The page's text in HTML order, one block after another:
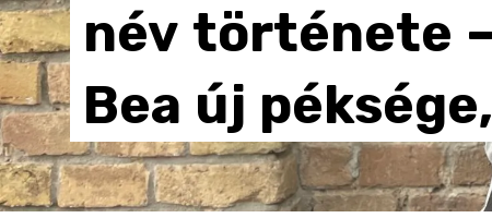
név története –
Bea új péksége,